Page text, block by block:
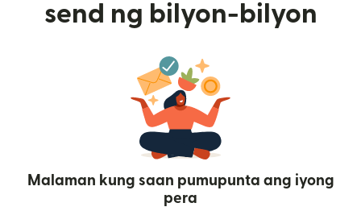
send ng bilyon-bilyon
Malaman kung saan pumupunta ang iyong
pera